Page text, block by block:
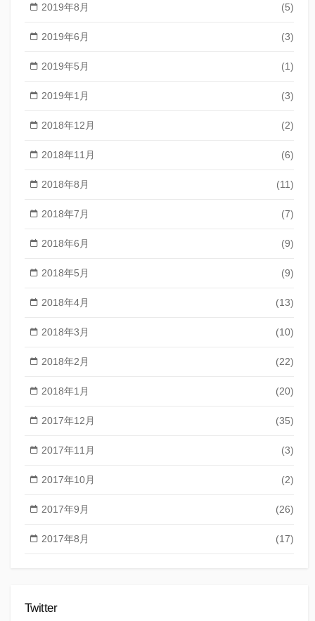
2019年8月 (5)
2019年6月 (3)
2019年5月 (1)
2019年1月 (3)
2018年12月 (2)
2018年11月 (6)
2018年8月 (11)
2018年7月 (7)
2018年6月 (9)
2018年5月 (9)
2018年4月 (13)
2018年3月 (10)
2018年2月 (22)
2018年1月 (20)
2017年12月 (35)
2017年11月 (3)
2017年10月 (2)
2017年9月 (26)
2017年8月 (17)
Twitter